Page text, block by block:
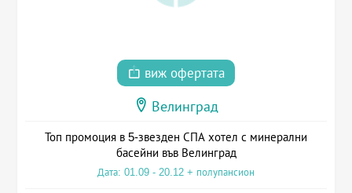
виж офертата
Велинград
Топ промоция в 5-звезден СПА хотел с минерални
басейни във Велинград
Дата: 01.09 - 20.12 + полупансион